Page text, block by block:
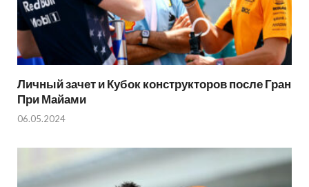
Личный зачет и Кубок конструкторов после Гран
При Майами
06.05.2024